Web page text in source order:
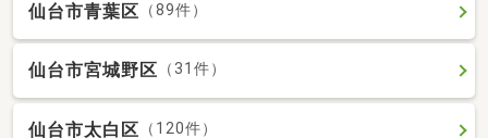
仙台市青葉区 （89件）
仙台市宮城野区 （31件）
仙台市太白区 （120件）